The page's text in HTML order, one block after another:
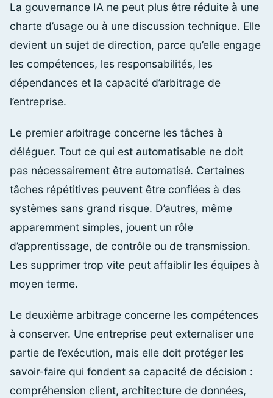
La gouvernance IA ne peut plus être réduite à une
charte d’usage ou à une discussion technique. Elle
devient un sujet de direction, parce qu’elle engage
les compétences, les responsabilités, les
dépendances et la capacité d’arbitrage de
l’entreprise.
Le premier arbitrage concerne les tâches à
déléguer. Tout ce qui est automatisable ne doit
pas nécessairement être automatisé. Certaines
tâches répétitives peuvent être confiées à des
systèmes sans grand risque. D’autres, même
apparemment simples, jouent un rôle
d’apprentissage, de contrôle ou de transmission.
Les supprimer trop vite peut affaiblir les équipes à
moyen terme.
Le deuxième arbitrage concerne les compétences
à conserver. Une entreprise peut externaliser une
partie de l’exécution, mais elle doit protéger les
savoir-faire qui fondent sa capacité de décision :
compréhension client, architecture de données,